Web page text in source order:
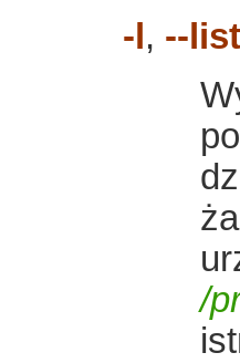
-l, --list
/